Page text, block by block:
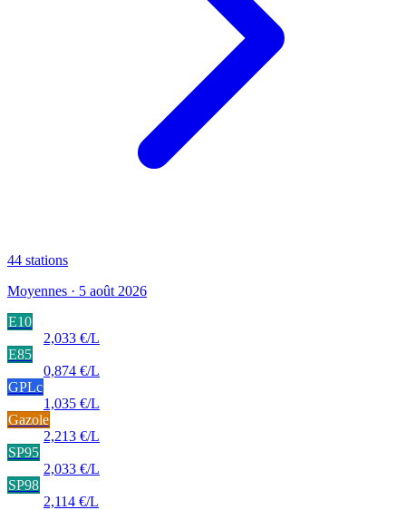
44 stations
Moyennes · 5 août 2026
E10
2,033 €/L
E85
0,874 €/L
GPLc
1,035 €/L
Gazole
2,213 €/L
SP95
2,033 €/L
SP98
2,114 €/L